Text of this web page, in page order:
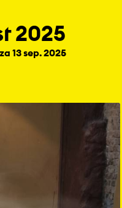
2025
13 sep. 2025